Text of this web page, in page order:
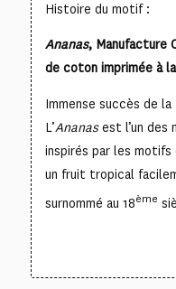
Histoire du motif :
Ananas, Manufacture
de coton imprimée à
Immense succès de
L’Ananasest l’un des
inspirés par les motifs
un fruit tropical
surnommé au 18ème